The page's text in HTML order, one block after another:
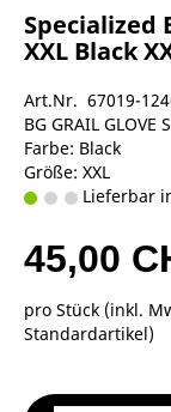
Specialized
XXL Black
Art.Nr. 67019-
BG GRAIL GLOVE
Farbe: Black
Größe: XXL
Lieferbar
45,00
pro Stück (inkl.
Standardartikel)